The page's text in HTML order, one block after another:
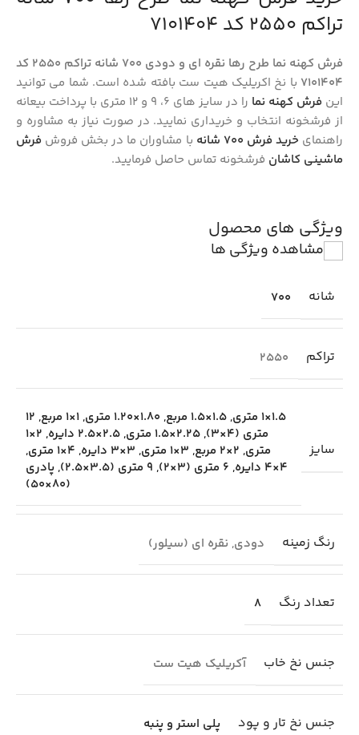
تراکم 2550 کد 7101404
فرش کهنه نما طرح رها نقره ای و دودی 700 شانه تراکم 2550 کد
7101404 با نخ اکریلیک هیت ست بافته شده است. شما می توانید
این فرش کهنه نما
را در سایز های 6، 9 و 12 متری با پرداخت بیعانه
از فرشخونه انتخاب و خریداری نمایید. در صورت نیاز به مشاوره و
راهنمای خرید فرش‌ ۷۰۰ شانه با مشاوران ما در بخش فروش فرش
ماشینی کاشان فرشخونه تماس حاصل فرمایید.
ویژگی های محصول
مشاهده ویژگی ها
شانه 700
تراکم 2550
سایز
1.5×1 متری ,1.5×1.5 مربع , 1.80×1.20 متری ,1×1 مربع ,
12
متری (4×3)
,2.25×1.5 متری ,2.5×2.5 دایره ,
2×1
متری, 2×2 مربع , 3×1 متری , 3×3 دایره , 4×1 متری
,
4×4 دایره
, 6 متری (3×2) , 9 متری (3.5×2.5) ,پادری
(80×50)
رنگ زمینه دودی, نقره ای (سیلور)
تعداد رنگ 8
جنس نخ خاب آکریلیک هیت ست
جنس نخ تار و پود پلی استر و پنبه